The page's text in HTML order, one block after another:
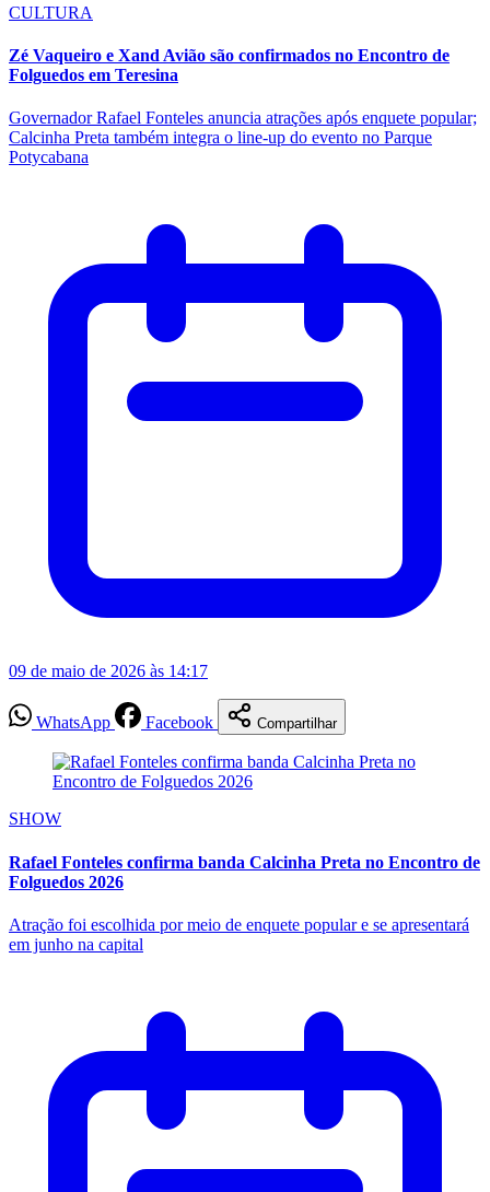
CULTURA
Zé Vaqueiro e Xand Avião são confirmados no Encontro de
Folguedos em Teresina
Governador Rafael Fonteles anuncia atrações após enquete popular;
Calcinha Preta também integra o line-up do evento no Parque
Potycabana
09 de maio de 2026 às 14:17
WhatsApp Facebook Compartilhar
SHOW
Rafael Fonteles confirma banda Calcinha Preta no Encontro de
Folguedos 2026
Atração foi escolhida por meio de enquete popular e se apresentará
em junho na capital